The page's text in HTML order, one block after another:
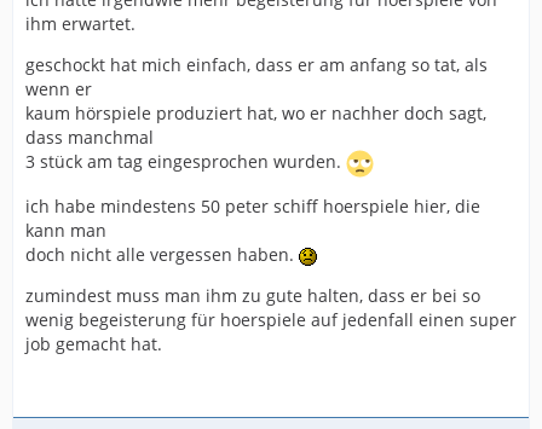
ihm erwartet.
geschockt hat mich einfach, dass er am anfang so tat, als
wenn er
kaum hörspiele produziert hat, wo er nachher doch sagt,
dass manchmal
3 stück am tag eingesprochen wurden.
ich habe mindestens 50 peter schiff hoerspiele hier, die
kann man
doch nicht alle vergessen haben.
zumindest muss man ihm zu gute halten, dass er bei so
wenig begeisterung für hoerspiele auf jedenfall einen super
job gemacht hat.